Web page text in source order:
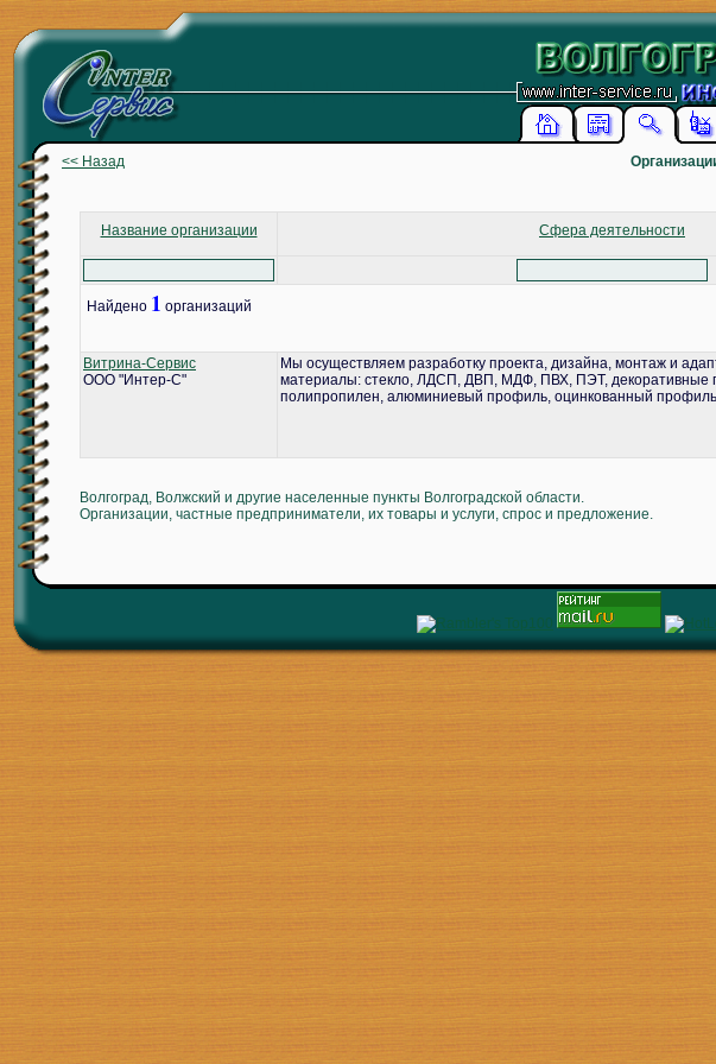
<< Назад
Название организации Сфера деятельности
Найдено 1 организаций
Витрина-Сервис
ООО "Интер-С"
Мы осуществляем разработку проекта, дизайна, монтаж и
материалы: стекло, ЛДСП, ДВП, МДФ, ПВХ, ПЭТ, декоративные
полипропилен, алюминиевый профиль, оцинкованный
Волгоград, Волжский и другие населенные пункты Волгоградской области.
Организации, частные предприниматели, их товары и услуги, спрос и предложение.